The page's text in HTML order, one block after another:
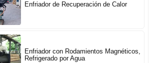
Enfriador de Recuperación de Calor
Enfriador con Rodamientos Magnéticos,
Refrigerado por Agua